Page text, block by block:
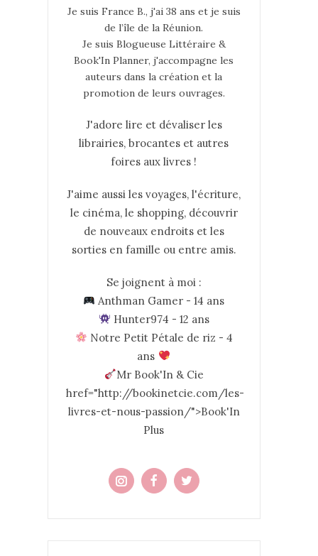
Je suis France B., j'ai 38 ans et je suis
de l’île de la Réunion.
Je suis Blogueuse Littéraire &
Book'In Planner, j'accompagne les
auteurs dans la création et la
promotion de leurs ouvrages.
J'adore lire et dévaliser les
librairies, brocantes et autres
foires aux livres !
J'aime aussi les voyages, l'écriture,
le cinéma, le shopping, découvrir
de nouveaux endroits et les
sorties en famille ou entre amis.
Se joignent à moi :
Anthman Gamer - 14 ans
Hunter974 - 12 ans
Notre Petit Pétale de riz - 4
ans
Mr Book'In & Cie
href="http://bookinetcie.com/les-
livres-et-nous-passion/">Book'In
Plus